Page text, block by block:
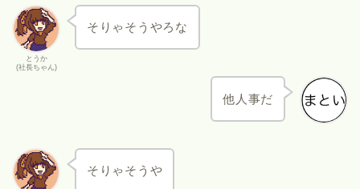
とうか
(社長ちゃん)
そりゃそうやろな
他人事だ
そりゃそうや